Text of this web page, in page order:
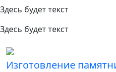
Здесь будет текст
Здесь будет текст
Изготовление